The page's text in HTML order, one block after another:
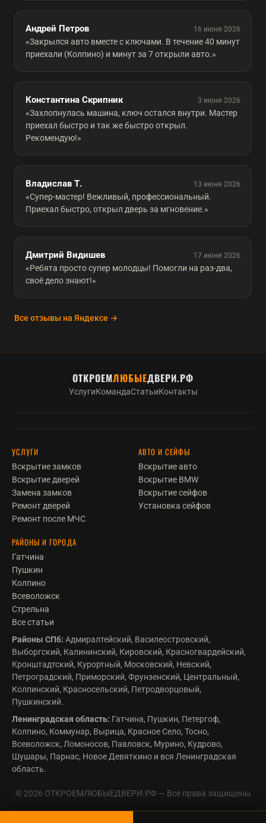
Андрей Петров 16 июня 2026
«Закрылся авто вместе с ключами. В течение 40 минут
приехали (Колпино) и минут за 7 открыли авто.»
Константина Скрипник 3 июня 2026
«Захлопнулась машина, ключ остался внутри. Мастер
приехал быстро и так же быстро открыл.
Рекомендую!»
Владислав Т. 13 июня 2026
«Супер-мастер! Вежливый, профессиональный.
Приехал быстро, открыл дверь за мгновение.»
Дмитрий Видишев 17 июня 2026
«Ребята просто супер молодцы! Помогли на раз-два,
своё дело знают!»
Все отзывы на Яндексе →
ОТКРОЕМЛЮБЫЕДВЕРИ.РФ
УслугиКомандаСтатьиКонтакты
УСЛУГИ
Вскрытие замков
Вскрытие дверей
Замена замков
Ремонт дверей
Ремонт после МЧС
АВТО И СЕЙФЫ
Вскрытие авто
Вскрытие BMW
Вскрытие сейфов
Установка сейфов
РАЙОНЫ И ГОРОДА
Гатчина
Пушкин
Колпино
Всеволожск
Стрельна
Все статьи
Районы СПб: Адмиралтейский, Василеостровский,
Выборгский, Калининский, Кировский, Красногвардейский,
Кронштадтский, Курортный, Московский, Невский,
Петроградский, Приморский, Фрунзенский, Центральный,
Колпинский, Красносельский, Петродворцовый,
Пушкинский.
Ленинградская область: Гатчина, Пушкин, Петергоф,
Колпино, Коммунар, Вырица, Красное Село, Тосно,
Всеволожск, Ломоносов, Павловск, Мурино, Кудрово,
Шушары, Парнас, Новое Девяткино и вся Ленинградская
область.
© 2026 ОТКРОЕМЛЮБЫЕДВЕРИ.РФ — Все права защищены